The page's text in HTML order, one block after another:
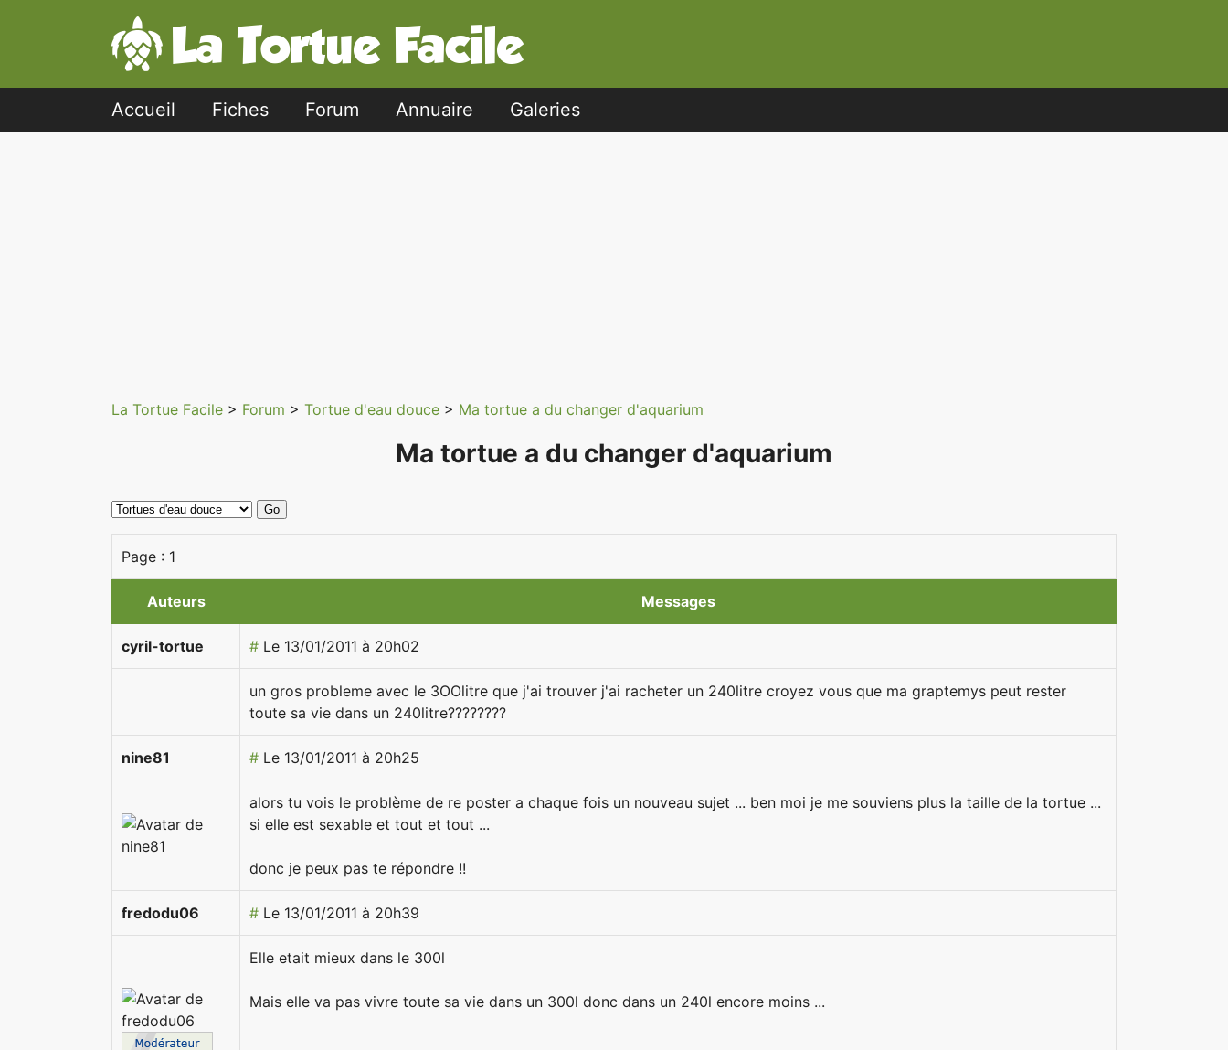
Accueil Fiches Forum Annuaire Galeries
La Tortue Facile > Forum > Tortue d'eau douce > Ma tortue a du changer d'aquarium
Ma tortue a du changer d'aquarium
Page : 1
Auteurs Messages
cyril-tortue # Le 13/01/2011 à 20h02
un gros probleme avec le 3OOlitre que j'ai trouver j'ai racheter un 240litre croyez vous que ma graptemys peut rester
toute sa vie dans un 240litre????????
nine81 # Le 13/01/2011 à 20h25
alors tu vois le problème de re poster a chaque fois un nouveau sujet ... ben moi je me souviens plus la taille de la tortue ...
si elle est sexable et tout et tout ...
donc je peux pas te répondre !!
fredodu06 # Le 13/01/2011 à 20h39
Elle etait mieux dans le 300l
Mais elle va pas vivre toute sa vie dans un 300l donc dans un 240l encore moins ...